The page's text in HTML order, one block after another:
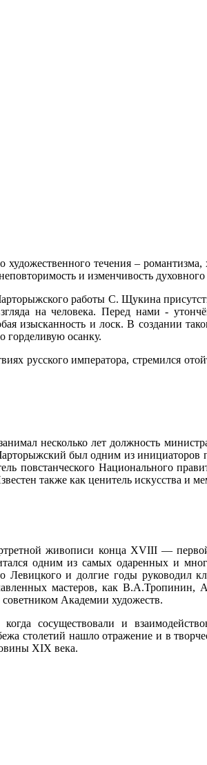
течения –
и изменчивость духовного
работы С. Щукина
на человека. Перед нами -
изысканность и лоск. В создании
горделивую осанку.
русского императора, стремился
несколько лет должность
был одним из инициаторов
повстанческого Национального
также как ценитель искусства и
живописи конца XVIII —
одним из самых одаренных и
и долгие годы руководил
мастеров, как В.А.Тропинин,
Академии художеств.
сосуществовали и
столетий нашло отражение и в
XIX века.